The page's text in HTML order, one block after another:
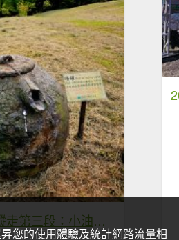
2026年臺北大縱走第三段：小油坑至風櫃口
您的使用體驗及統計網路流量相